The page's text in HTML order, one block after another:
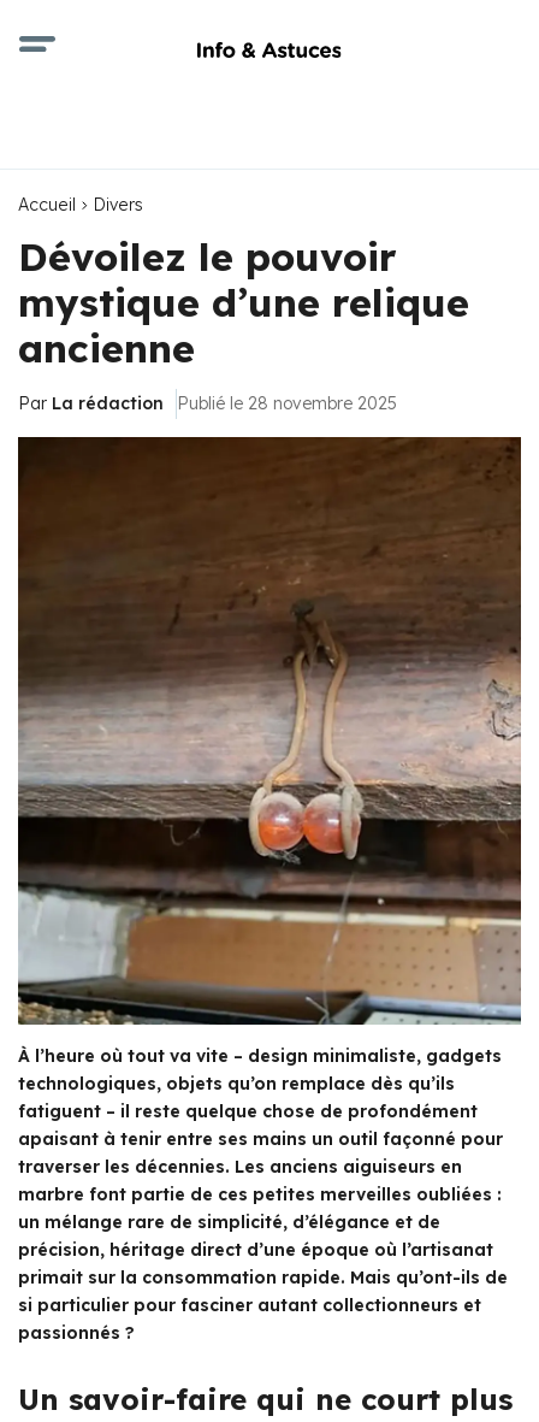
Accueil Divers
Dévoilez le pouvoir
mystique d’une relique
ancienne
Par La rédaction Publié le 28 novembre 2025
À l’heure où tout va vite – design minimaliste, gadgets
technologiques, objets qu’on remplace dès qu’ils
fatiguent – il reste quelque chose de profondément
apaisant à tenir entre ses mains un outil façonné pour
traverser les décennies. Les anciens aiguiseurs en
marbre font partie de ces petites merveilles oubliées :
un mélange rare de simplicité, d’élégance et de
précision, héritage direct d’une époque où l’artisanat
primait sur la consommation rapide. Mais qu’ont-ils de
si particulier pour fasciner autant collectionneurs et
passionnés ?
Un savoir-faire qui ne court plus